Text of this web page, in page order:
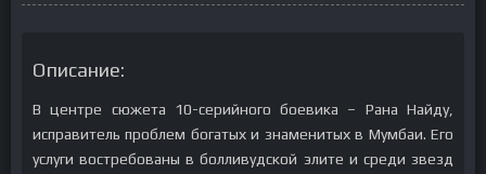
Описание:
В центре сюжета 10-серийного боевика – Рана Найду,
исправитель проблем богатых и знаменитых в Мумбаи. Его
услуги востребованы в болливудской элите и среди звезд